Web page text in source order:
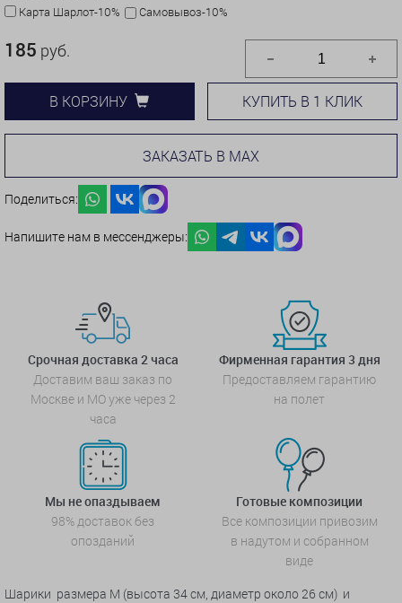
Карта Шарлот-10% Самовывоз-10%
185 руб.
В КОРЗИНУ КУПИТЬ В 1 КЛИК
ЗАКАЗАТЬ В MAX
Поделиться:
Напишите нам в мессенджеры:
Срочная доставка 2 часа
Доставим ваш заказ по
Москве и МО уже через 2
часа
Фирменная гарантия 3 дня
Предоставляем гарантию
на полет
Мы не опаздываем
98% доставок без
опозданий
Готовые композиции
Все композиции привозим
в надутом и собранном
виде
Шарики размера M (высота 34 см, диаметр около 26 см) и